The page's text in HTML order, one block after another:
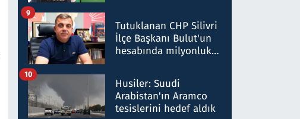
düşürüldüğü" iddiasını
yalanladı
Tutuklanan CHP Silivri
İlçe Başkanı Bulut'un
hesabında milyonluk
talimat verdi, ben
gönderdim
9
Husiler: Suudi
Arabistan'ın Aramco
tesislerini hedef aldık
10